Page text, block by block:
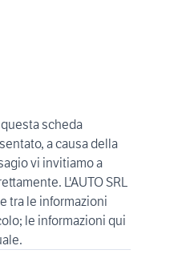
scheda
a causa della
vi invitiamo a
L'AUTO SRL
tra le informazioni
le informazioni qui